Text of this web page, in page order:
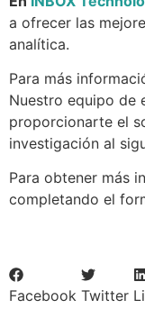
a ofrecer las
analítica.
Para más
Nuestro equipo de
proporcionarte el
investigación al
Para obtener más
completando el
Facebook Twitter